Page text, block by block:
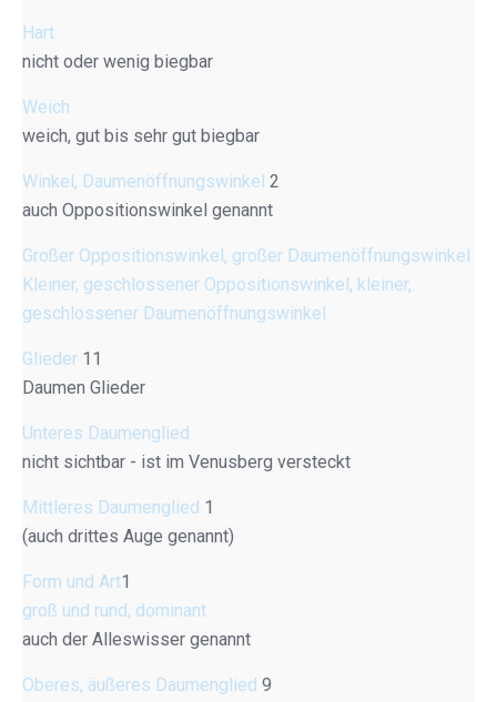
Hart
nicht oder wenig biegbar
Weich
weich, gut bis sehr gut biegbar
Winkel, Daumenöffnungswinkel 2
auch Oppositionswinkel genannt
Großer Oppositionswinkel, großer Daumenöffnungswinkel
Kleiner, geschlossener Oppositionswinkel, kleiner,
geschlossener Daumenöffnungswinkel
Glieder 11
Daumen Glieder
Unteres Daumenglied
nicht sichtbar - ist im Venusberg versteckt
Mittleres Daumenglied 1
(auch drittes Auge genannt)
Form und Art1
groß und rund, dominant
auch der Alleswisser genannt
Oberes, äußeres Daumenglied 9